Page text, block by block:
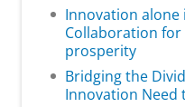
Innovation alone
Collaboration
prosperity
Bridging the
Innovation Need